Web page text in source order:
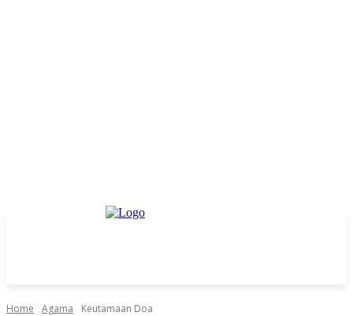
Home Agama Keutamaan Doa